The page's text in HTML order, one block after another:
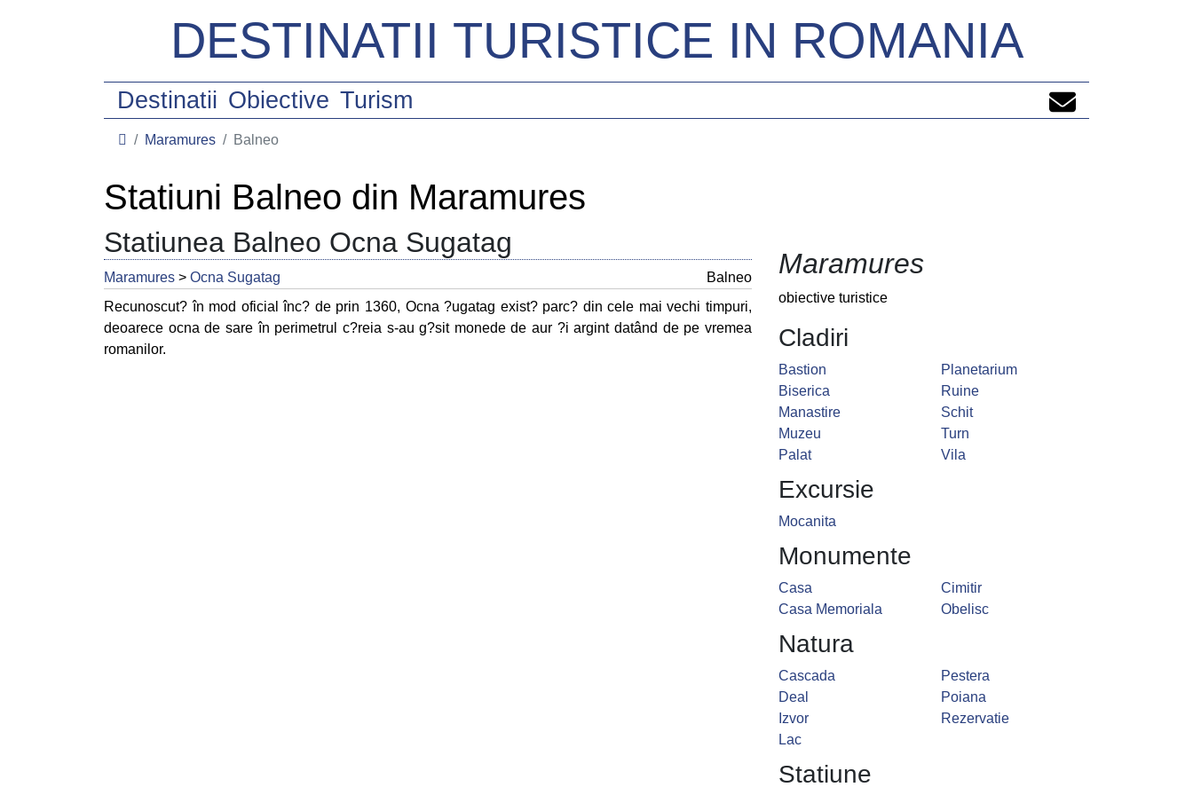
DESTINATII TURISTICE IN ROMANIA
Destinatii Obiective Turism
Maramures Balneo
Statiuni Balneo din Maramures
Statiunea Balneo Ocna Sugatag
Maramures > Ocna Sugatag
Balneo
Recunoscut? în mod oficial înc? de prin 1360, Ocna ?ugatag exist? parc? din cele mai vechi timpuri,
deoarece ocna de sare în perimetrul c?reia s-au g?sit monede de aur ?i argint datând de pe vremea
romanilor.
Maramures
obiective turistice
Cladiri
Bastion
Biserica
Manastire
Muzeu
Palat
Planetarium
Ruine
Schit
Turn
Vila
Excursie
Mocanita
Monumente
Casa
Casa Memoriala
Cimitir
Obelisc
Natura
Cascada
Deal
Izvor
Lac
Pestera
Poiana
Rezervatie
Statiune